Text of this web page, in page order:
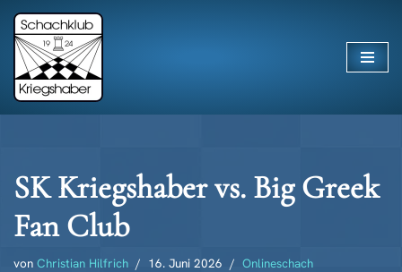
Zum
Inhalt
springen
SK Kriegshaber vs. Big Greek
Fan Club
von Christian Hilfrich 16. Juni 2026 Onlineschach